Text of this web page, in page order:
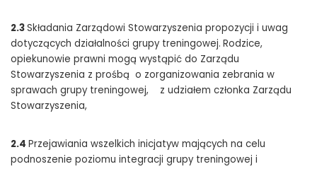
2.3Składania Zarządowi Stowarzyszenia propozycji i uwag
dotyczących działalności grupy treningowej. Rodzice,
opiekunowie prawni mogą wystąpić do Zarządu
Stowarzyszenia z prośbą o zorganizowania zebrania w
sprawach grupy treningowej, z udziałem członka Zarządu
Stowarzyszenia,
2.4 Przejawiania wszelkich inicjatyw mających na celu
podnoszenie poziomu integracji grupy treningowej i